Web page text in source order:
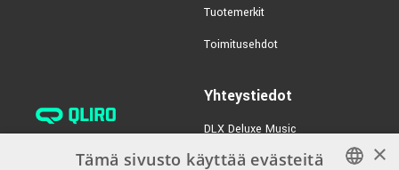
Tuotemerkit
Toimitusehdot
Yhteystiedot
DLX Deluxe Music
verkkokaupan asiakaspalvelu:
tilaus@dlxmusic.fi
×
Tämä sivusto käyttää evästeitä